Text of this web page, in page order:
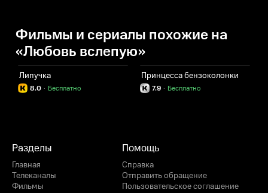
Фильмы и сериалы похожие на
«Любовь вслепую»
Липучка
8.0 Бесплатно
·
Принцесса бензоколонки
7.9 Бесплатно
·
Разделы
Главная
Телеканалы
Фильмы
Помощь
Справка
Отправить обращение
Пользовательское соглашение